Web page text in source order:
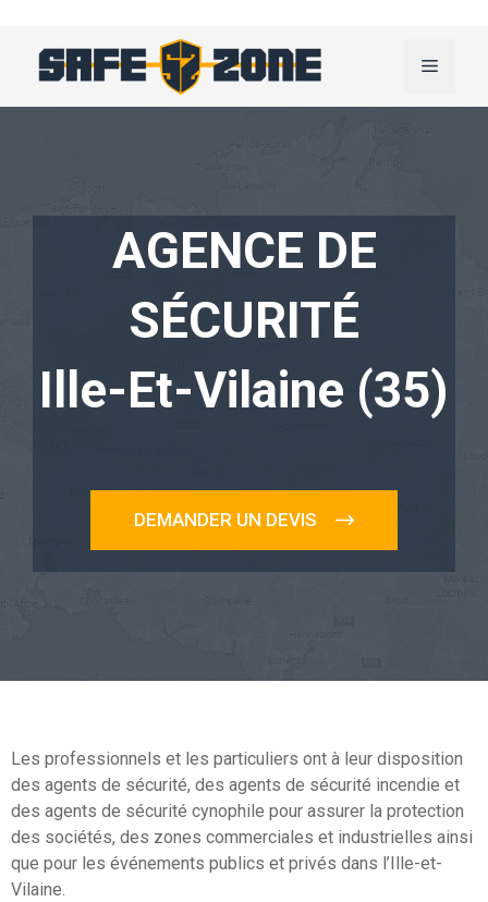
Menu
AGENCE DE
SÉCURITÉ
Ille-Et-Vilaine (35)
DEMANDER UN DEVIS
Les professionnels et les particuliers ont à leur disposition
des agents de sécurité, des agents de sécurité incendie et
des agents de sécurité cynophile pour assurer la protection
des sociétés, des zones commerciales et industrielles ainsi
que pour les événements publics et privés dans l’Ille-et-
Vilaine.